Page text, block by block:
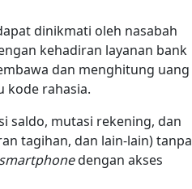
dinikmati oleh nasabah
kehadiran layanan bank
dan menghitung uang
kode rahasia.
saldo, mutasi rekening, dan
tagihan, dan lain-lain) tanpa
smartphonedengan akses